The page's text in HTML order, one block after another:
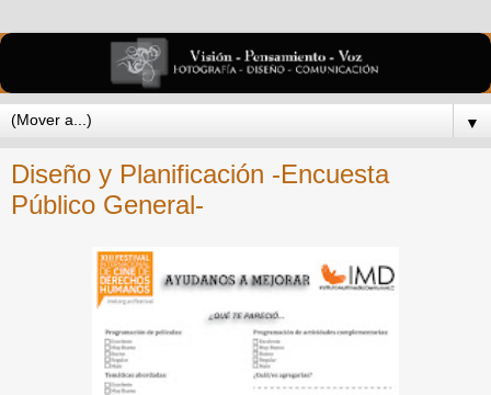
▼
Diseño y Planificación -Encuesta
Público General-